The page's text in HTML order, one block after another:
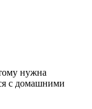
нужна
с домашними